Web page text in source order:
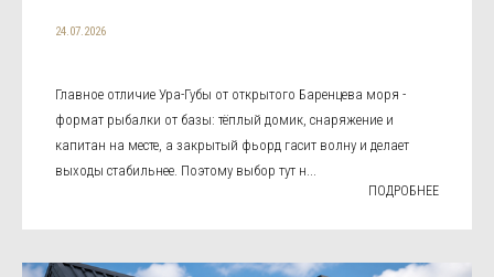
24.07.2026
Главное отличие Ура-Губы от открытого Баренцева моря -
формат рыбалки от базы: тёплый домик, снаряжение и
капитан на месте, а закрытый фьорд гасит волну и делает
выходы стабильнее. Поэтому выбор тут н...
ПОДРОБНЕЕ